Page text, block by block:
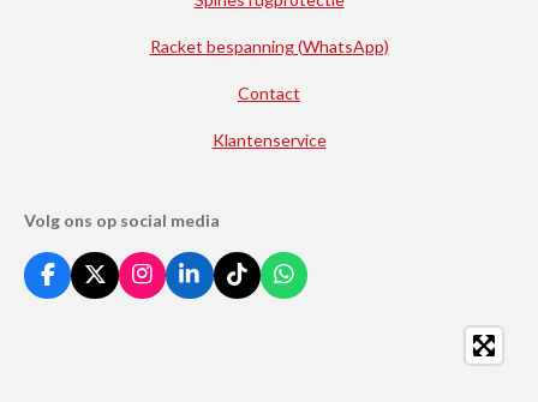
Racket bespanning (WhatsApp)
Contact
Klantenservice
Volg ons op social media
F
a
X
I
n
L
i
T
i
W
h